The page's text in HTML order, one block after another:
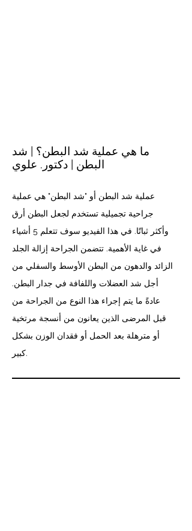
ما هي عملية شد البطن؟ | شد
البطن | دكتور. علوي
عملية شد البطن أو "شد البطن" هي عملية
جراحية تجميلية تستخدم لجعل البطن أرق
وأكثر ثباتًا. في هذا الفيديو سوف تتعلم 5 أشياء
في غاية الأهمية. تتضمن الجراحة إزالة الجلد
الزائد والدهون من البطن الأوسط والسفلي من
أجل شد العضلات واللفافة في جدار البطن.
عادةً ما يتم إجراء هذا النوع من الجراحة من
قبل المرضى الذين يعانون من أنسجة مرتخية
أو مترهلة بعد الحمل أو فقدان الوزن بشكل
كبير.